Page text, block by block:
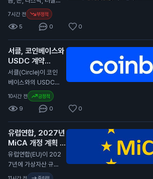
000과 비교해 최악
의 성과를 보였습니
다. 이 보고서는 암호
화폐가 다른 자산에
비해 큰 손실을 겪었
다고 전합니다. 특히,
경제 상황이 어려워지
면서 암호화폐의 투자
매력이 줄어들고 있습
니다. 전문가들은 암
호화폐의 변동성이 커
진 이유로 경제 불안
정을 지적하고 있습니
다. 일반 투자자에게
이 소식은 암호화폐
투자에 대한 신뢰가
7시간 전 부정적
5 0 0
서클, 코인베이스와
USDC 계약
2029년까지 연장
N
서클(Circle)이 코인
베이스와의 USDC
스테이블코인 계약을
2029년까지 연장했
습니다. 이번 계약 연
장은 서클이 코인베이
스 플랫폼에서 USD
C의 중심 역할을 계속
유지할 수 있게 합니
다. 서클은 분기 배당
금을 포기하고, 제품
10시간 전 긍정적
9 0 0
유럽연합, 2027년
MiCA 개정 계획 발
표
N
유럽연합(EU)이 202
7년에 가상자산 규제
법안인 MiCA(가상자